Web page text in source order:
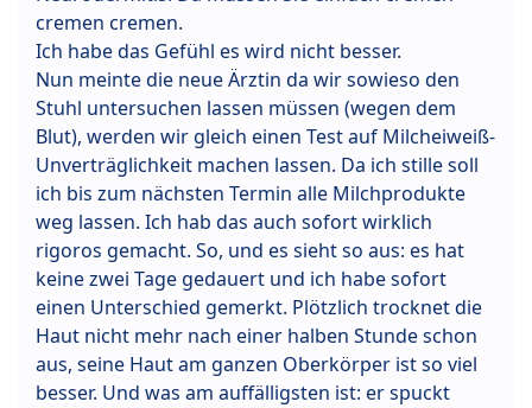
cremen cremen.
Ich habe das Gefühl es wird nicht besser.
Nun meinte die neue Ärztin da wir sowieso den
Stuhl untersuchen lassen müssen (wegen dem
Blut), werden wir gleich einen Test auf Milcheiweiß-
Unverträglichkeit machen lassen. Da ich stille soll
ich bis zum nächsten Termin alle Milchprodukte
weg lassen. Ich hab das auch sofort wirklich
rigoros gemacht. So, und es sieht so aus: es hat
keine zwei Tage gedauert und ich habe sofort
einen Unterschied gemerkt. Plötzlich trocknet die
Haut nicht mehr nach einer halben Stunde schon
aus, seine Haut am ganzen Oberkörper ist so viel
besser. Und was am auffälligsten ist: er spuckt